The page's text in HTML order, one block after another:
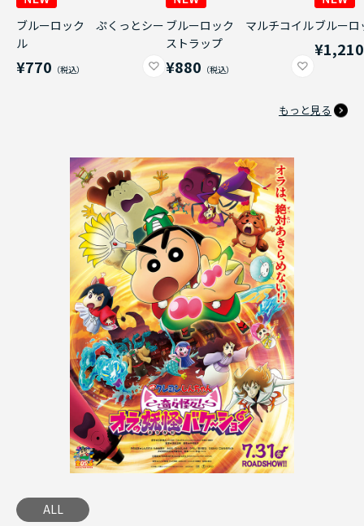
ブルーロック ぷくっとシー
ル
¥770
ブルーロック マルチコイル
ストラップ
¥880
ブルー
¥1,210
もっと見る
ALL